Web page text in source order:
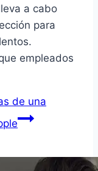
a cabo
para
empleados
de una